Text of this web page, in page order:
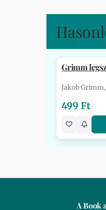
Grimm
Jakob
499 Ft
A Book